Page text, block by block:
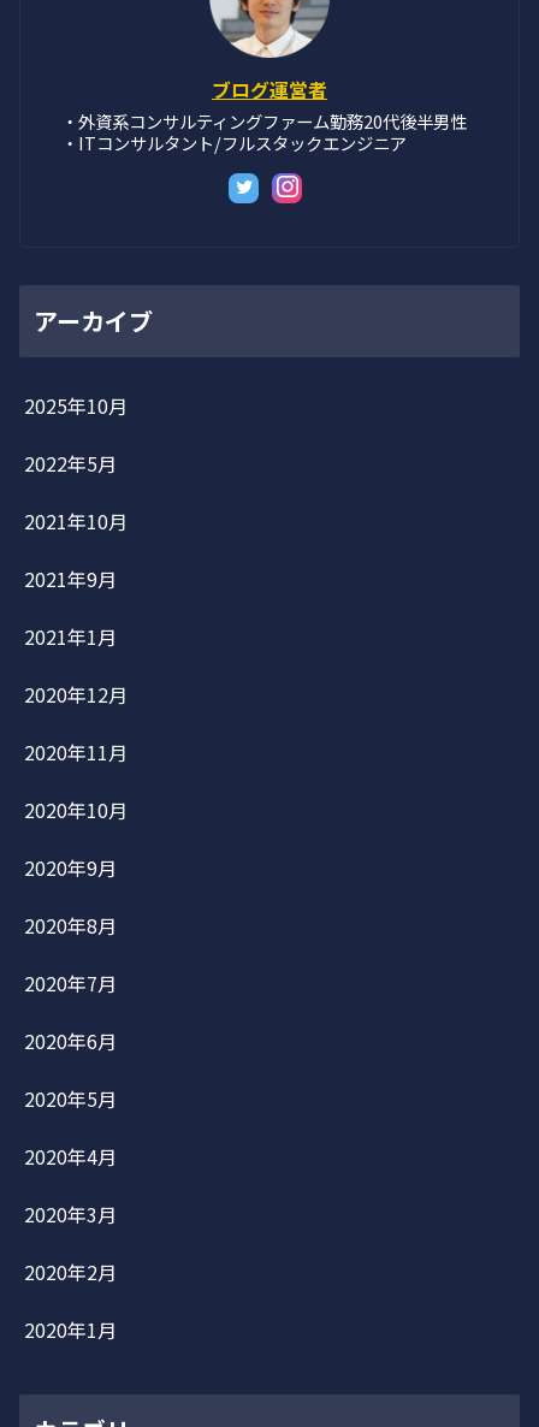
ブログ運営者
・外資系コンサルティングファーム勤務20代後半男性
・ITコンサルタント/フルスタックエンジニア
アーカイブ
2025年10月
2022年5月
2021年10月
2021年9月
2021年1月
2020年12月
2020年11月
2020年10月
2020年9月
2020年8月
2020年7月
2020年6月
2020年5月
2020年4月
2020年3月
2020年2月
2020年1月